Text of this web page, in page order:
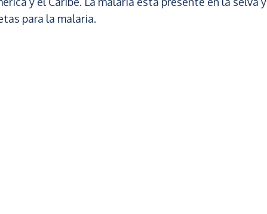
para la malaria.